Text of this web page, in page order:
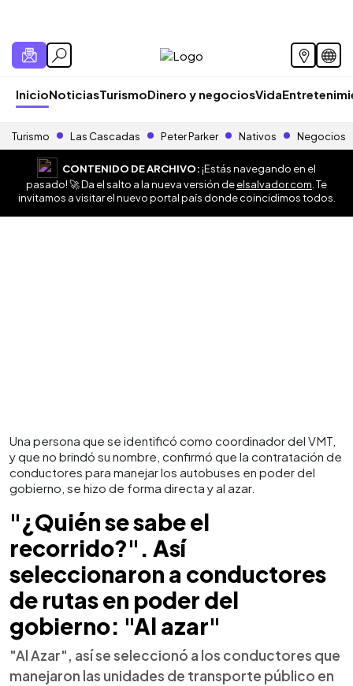
InicioNoticiasTurismoDinero y negociosVida
Turismo Las Cascadas Peter Parker Nativos Negocios
CONTENIDO DE ARCHIVO:¡Estás navegando en el
pasado! 🚀 Da el salto a la nueva versión deelsalvador.com . Te
invitamos a visitar el nuevo portal país donde coincidimos todos.
Una persona que se identificó como coordinador del VMT,
y que no brindó su nombre, confirmó que la contratación de
conductores para manejar los autobuses en poder del
gobierno, se hizo de forma directa y al azar.
"¿Quién se sabe el
recorrido?". Así
seleccionaron a conductores
de rutas en poder del
gobierno: "Al azar"
"Al Azar", así se seleccionó a los conductores que
manejaron las unidades de transporte público en